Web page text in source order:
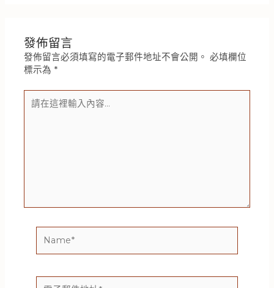
發佈留言
發佈留言必須填寫的電子郵件地址不會公開。 必填欄位
標示為 *
在